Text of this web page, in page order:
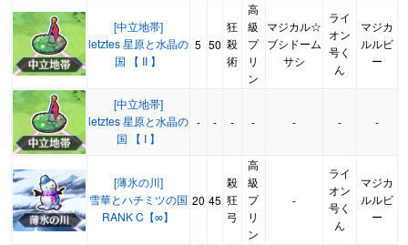
[中立地帯]
letztes 星原と水晶の
国 【 II 】
5 50
狂
殺
術
高
級
プ
リ
ン
マジカル☆
ブシドーム
サシ
ライ
オン
号く
ん
マジカ
ルルビ
ー
[中立地帯]
letztes 星原と水晶の
国 【 I 】
- - - - - - -
[薄氷の川]
雪華とハチミツの国
RANK C【∞】
20 45
殺
狂
弓
高
級
プ
リ
ン
-
ライ
オン
号く
ん
マジカ
ルルビ
ー